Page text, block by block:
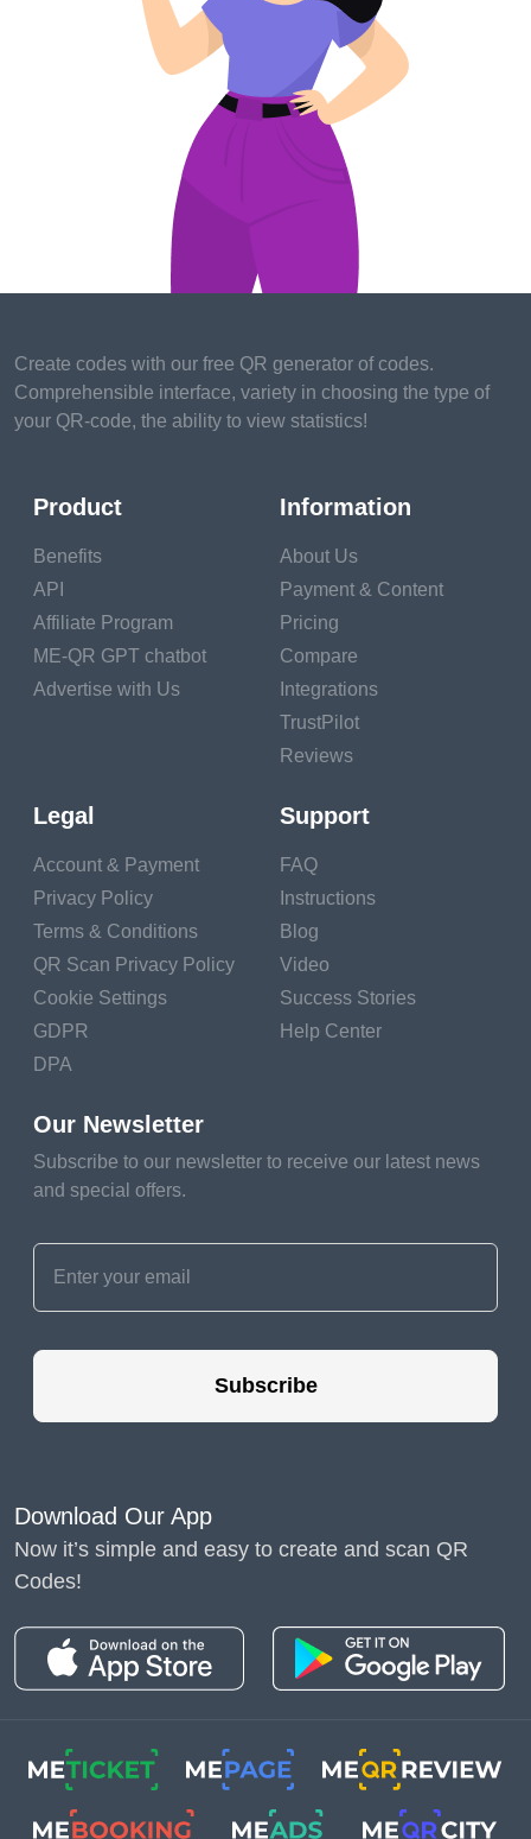
การรวบรวมและวิเคราะห์ข้อมูลที่ได้รับการ
ปรับปรุง
ความยืดหยุ่นและการอัพเดทที่ง่ายดาย
ตัวอย่างการประยุกต์ใช้เทคโนโลยี QR Code ใน
จำหน่ายตั๋วรถไฟ QR ออนไลน์
การอัปเดตตารางเดินรถและแผนที่เส้นทาง
รหัส QR สำหรับการติดตามสัมภาระและบริการ
ของหาย
บทสรุป
รหัส QR กลายเป็นส่วนสำคัญของระบบขนส่งสมัย
ใหม่ รวมถึงระบบรถไฟ ธุรกิจใดๆ ก็ต้องการ
ปรับปรุงคุณภาพบริการ และฝ่ายบริหารและ
โดยสาร องค์กรเชิงพาณิชย์และไม่เชิงพาณิชย์
จำนวนมากใช้รหัส QR ประเภท
รถไฟก็สามารถใช้แนวทางที่คล้ายคลึงกันได้ ความ
คล่องตัว ความคุ้มทุน และความสะดวกในการใช้
งาน ทำให้รหัส QR เป็นเครื่องมือที่มีคุณค่าสำหรับ
การปรับปรุงประสบการณ์ของผู้โดยสารและเพิ่ม
ประสิทธิภาพการดำเนินงาน
รหัส QR ช่วยปรับปรุง
ประสบการณ์ของผู้
โดยสารได้อย่างไร
วัตถุประสงค์ที่แตกต่างกัน ได้แก่ รหัส QR แบบ
คงที่สำหรับข้อมูลคง
การอัปเดตแบบเรียลไทม์ รหัส QR ส่วนบุคคล
สำหรับการออกตั๋ว และ
รหัส QR URLสำหรับการ
ประเภทมีบทบาทสำคัญในการปรับปรุง
ประสบการณ์การรถไฟในด้านต่างๆ ตั้งแต่
Create codes with our free QR generator of codes.
Comprehensible interface, variety in choosing the type of
your QR-code, the ability to view statistics!
Product
Benefits
API
Affiliate Program
ME-QR GPT chatbot
Advertise with Us
Information
About Us
Payment & Content
Pricing
Compare
Integrations
TrustPilot
Reviews
Legal
Account & Payment
Privacy Policy
Terms & Conditions
QR Scan Privacy Policy
Cookie Settings
GDPR
DPA
Support
FAQ
Instructions
Blog
Video
Success Stories
Help Center
Our Newsletter
Subscribe to our newsletter to receive our latest news
and special offers.
Subscribe
Download Our App
Now it’s simple and easy to create and scan QR
Codes!